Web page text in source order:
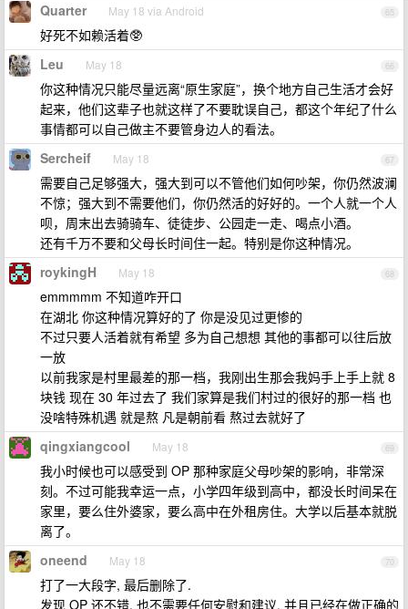
65
Quarter May 18 via Android
好死不如赖活着🥸
66
Leu May 18
你这种情况只能尽量远离“原生家庭”，换个地方自己生活才会好
起来，他们这辈子也就这样了不要耽误自己，都这个年纪了什么
事情都可以自己做主不要管身边人的看法。
67
Sercheif May 18
需要自己足够强大，强大到可以不管他们如何吵架，你仍然波澜
不惊；强大到不需要他们，你仍然活的好好的。一个人就一个人
呗，周末出去骑骑车、徒徒步、公园走一走、喝点小酒。
还有千万不要和父母长时间住一起。特别是你这种情况。
68
roykingH May 18
emmmmm 不知道咋开口
在湖北 你这种情况算好的了 你是没见过更惨的
不过只要人活着就有希望 多为自己想想 其他的事都可以往后放
一放
以前我家是村里最差的那一档，我刚出生那会我妈手上手上就 8
块钱 现在 30 年过去了 我们家算是我们村过的很好的那一档 也
没啥特殊机遇 就是熬 凡是朝前看 熬过去就好了
69
qingxiangcool May 18
我小时候也可以感受到 OP 那种家庭父母吵架的影响，非常深
刻。不过可能我幸运一点，小学四年级到高中，都没长时间呆在
家里，要么住外婆家，要么高中在外租房住。大学以后基本就脱
离了。
70
oneend May 18
打了一大段字, 最后删除了.
发现 OP 还不错. 也不需要任何安慰和建议. 并且已经在做正确的